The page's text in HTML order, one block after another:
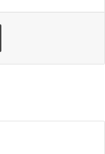
Print